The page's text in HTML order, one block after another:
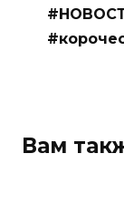
Вам